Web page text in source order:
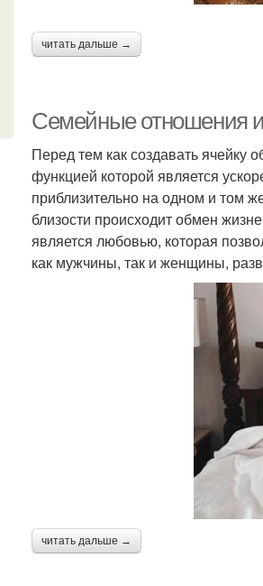
читать дальше →
Семейные отношения
Перед тем как создавать ячейку
функцией которой является
приблизительно на одном и том
близости происходит обмен
является любовью, которая
как мужчины, так и женщины,
читать дальше →